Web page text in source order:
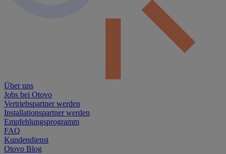
Über uns
Jobs bei Otovo
Vertriebspartner werden
Installationspartner werden
Empfehlungsprogramm
FAQ
Kundendienst
Otovo Blog